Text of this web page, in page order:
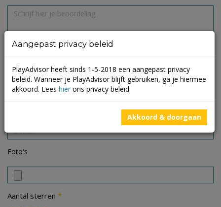
Foto's
Aantal sterren *
Aangepast privacy beleid
PlayAdvisor heeft sinds 1-5-2018 een aangepast privacy
beleid. Wanneer je PlayAdvisor blijft gebruiken, ga je hiermee
akkoord. Lees hier ons privacy beleid.
Akkoord & doorgaan